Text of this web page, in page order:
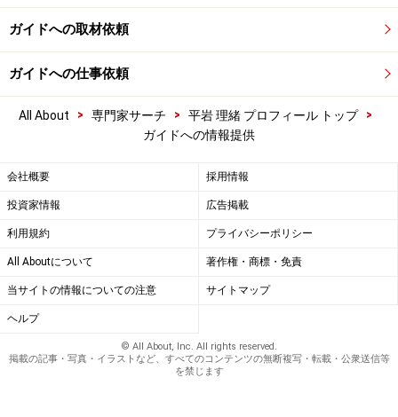
ガイドへの取材依頼
ガイドへの仕事依頼
All About > 専門家サーチ > 平岩 理緒 プロフィール トップ
>
ガイドへの情報提供
会社概要 採用情報
投資家情報 広告掲載
利用規約 プライバシーポリシー
All Aboutについて 著作権・商標・免責
当サイトの情報についての注意 サイトマップ
ヘルプ
© All About, Inc. All rights reserved.
掲載の記事・写真・イラストなど、すべてのコンテンツの無断複写・転載・公衆送信等
を禁じます